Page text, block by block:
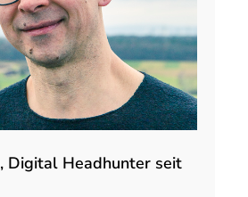
Digital Headhunter seit